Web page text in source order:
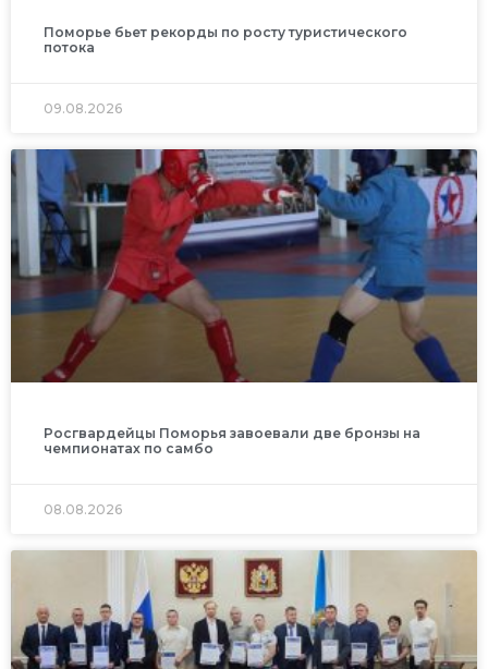
Поморье бьет рекорды по росту туристического
потока
09.08.2026
Росгвардейцы Поморья завоевали две бронзы на
чемпионатах по самбо
08.08.2026